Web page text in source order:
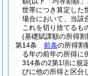
世帯につき算定した
場合において、当該
これを切り捨てるも
(基礎賦課額の所得
第14条
前条の所得割
る年の前年の所得に
314条の2第1項に規
びに他の所得と区分